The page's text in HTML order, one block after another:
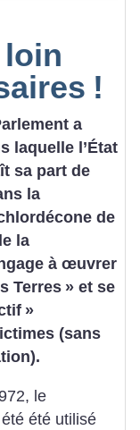
!
a
laquelle l’État
sa part de
la
de
la
à œuvrer
Terres » et se
»
(sans
le
été utilisé